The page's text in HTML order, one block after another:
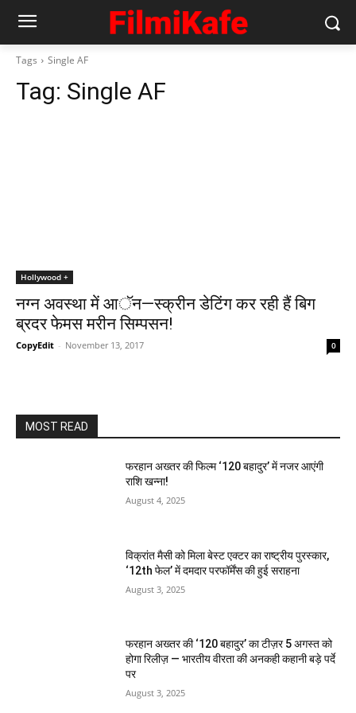
Tags Single AF
Tag: Single AF
Hollywood +
नग्न अवस्था में आॅन—स्क्रीन डेटिंग कर रही हैं बिग
ब्रदर फेमस मरीन सिम्पसन!
CopyEdit - November 13, 2017 0
MOST READ
फरहान अख्तर की फिल्म ‘120 बहादुर’ में नजर आएंगी
राशि खन्ना!
August 4, 2025
विक्रांत मैसी को मिला बेस्ट एक्टर का राष्ट्रीय पुरस्कार,
‘12th फेल’ में दमदार परफॉर्मेंस की हुई सराहना
August 3, 2025
फरहान अख्तर की ‘120 बहादुर’ का टीज़र 5 अगस्त को
होगा रिलीज़ — भारतीय वीरता की अनकही कहानी बड़े पर्दे
पर
August 3, 2025